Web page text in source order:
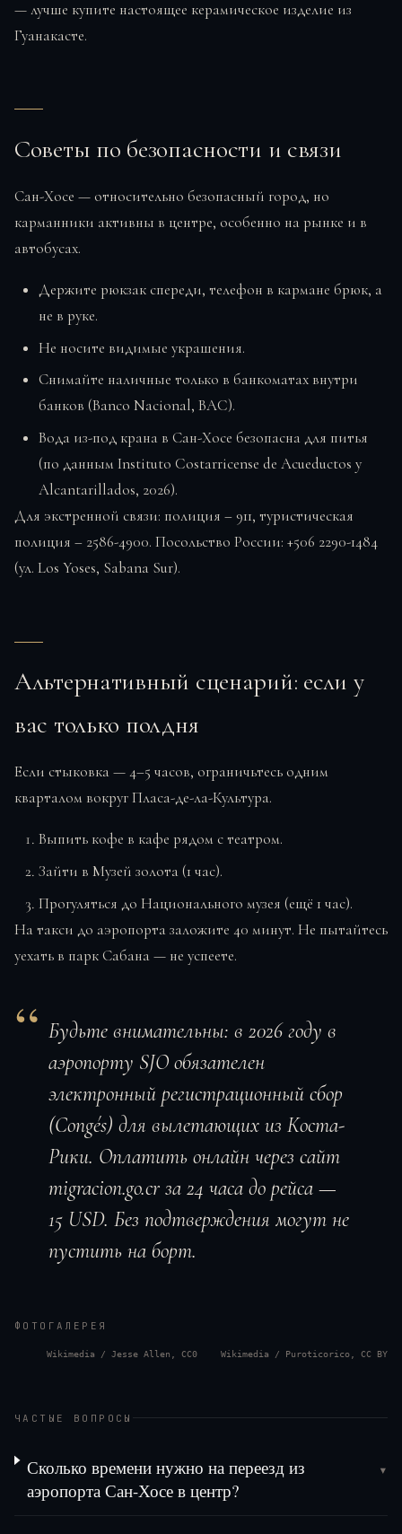
— лучше купите настоящее керамическое изделие из
Гуанакасте.
Советы по безопасности и связи
Сан-Хосе — относительно безопасный город, но
карманники активны в центре, особенно на рынке и в
автобусах.
Держите рюкзак спереди, телефон в кармане брюк, а
не в руке.
Не носите видимые украшения.
Снимайте наличные только в банкоматах внутри
банков (Banco Nacional, BAC).
Вода из-под крана в Сан-Хосе безопасна для питья
(по данным Instituto Costarricense de Acueductos y
Alcantarillados, 2026).
Для экстренной связи: полиция – 911, туристическая
полиция – 2586-4900. Посольство России: +506 2290-1484
(ул. Los Yoses, Sabana Sur).
Альтернативный сценарий: если у
вас только полдня
Если стыковка — 4–5 часов, ограничьтесь одним
кварталом вокруг Пласа-де-ла-Культура.
Выпить кофе в кафе рядом с театром.
Зайти в Музей золота (1 час).
Прогуляться до Национального музея (ещё 1 час).
На такси до аэропорта заложите 40 минут. Не пытайтесь
уехать в парк Сабана — не успеете.
Будьте внимательны: в 2026 году в
аэропорту SJO обязателен
электронный регистрационный сбор
(Congés) для вылетающих из Коста-
Рики. Оплатить онлайн через сайт
migracion.go.cr за 24 часа до рейса —
15 USD. Без подтверждения могут не
пустить на борт.
ФОТОГАЛЕРЕЯ
Wikimedia / Jesse Allen, CC0 Wikimedia / Puroticorico, CC BY
ЧАСТЫЕ ВОПРОСЫ
Сколько времени нужно на переезд из
аэропорта Сан-Хосе в центр?
▾